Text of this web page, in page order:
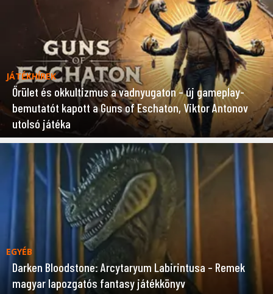
JÁTÉKHÍREK
Őrület és okkultizmus a vadnyugaton – új gameplay-
bemutatót kapott a Guns of Eschaton, Viktor Antonov
utolsó játéka
EGYÉB
Darken Bloodstone: Arcytaryum Labirintusa – Remek
magyar lapozgatós fantasy játékkönyv